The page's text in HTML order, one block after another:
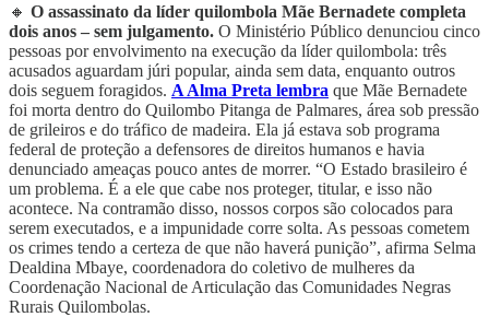
🔸 O assassinato da líder quilombola Mãe Bernadete completa
dois anos – sem julgamento. O Ministério Público denunciou cinco
pessoas por envolvimento na execução da líder quilombola: três
acusados aguardam júri popular, ainda sem data, enquanto outros
dois seguem foragidos. A Alma Preta lembra que Mãe Bernadete
foi morta dentro do Quilombo Pitanga de Palmares, área sob pressão
de grileiros e do tráfico de madeira. Ela já estava sob programa
federal de proteção a defensores de direitos humanos e havia
denunciado ameaças pouco antes de morrer. “O Estado brasileiro é
um problema. É a ele que cabe nos proteger, titular, e isso não
acontece. Na contramão disso, nossos corpos são colocados para
serem executados, e a impunidade corre solta. As pessoas cometem
os crimes tendo a certeza de que não haverá punição”, afirma Selma
Dealdina Mbaye, coordenadora do coletivo de mulheres da
Coordenação Nacional de Articulação das Comunidades Negras
Rurais Quilombolas.